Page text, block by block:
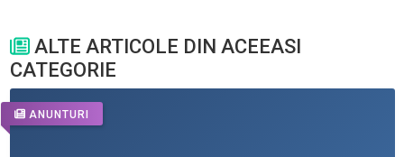
ALTE ARTICOLE DIN ACEEASI
CATEGORIE
ANUNTURI